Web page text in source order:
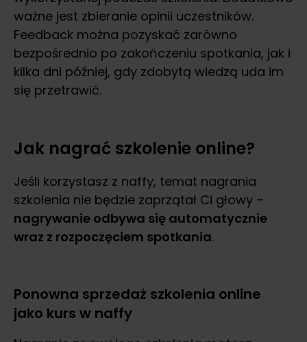
ważne jest zbieranie opinii uczestników.
Feedback można pozyskać zarówno
bezpośrednio po zakończeniu spotkania, jak i
kilka dni później, gdy zdobytą wiedzą uda im
się przetrawić.
Jak nagrać szkolenie online?
Jeśli korzystasz z naffy, temat nagrania
szkolenia nie będzie zaprzątał Ci głowy –
nagrywanie odbywa się automatycznie
wraz z rozpoczęciem spotkania.
Ponowna sprzedaż szkolenia online
jako kurs w naffy